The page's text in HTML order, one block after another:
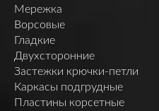
Мережка
Ворсовые
Гладкие
Двухсторонние
Застежки крючки-петли
Каркасы подгрудные
Пластины корсетные